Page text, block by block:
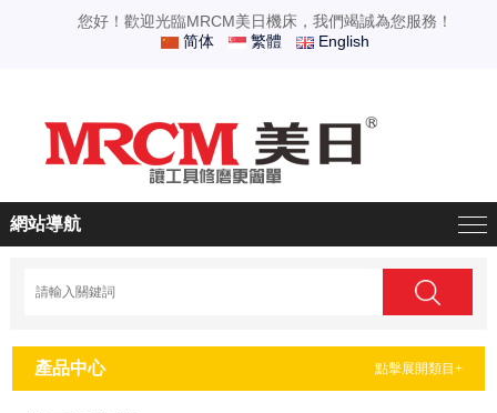
您好！歡迎光臨MRCM美日機床，我們竭誠為您服務！
简体
繁體 English
網站導航
產品中心 點擊展開類目+